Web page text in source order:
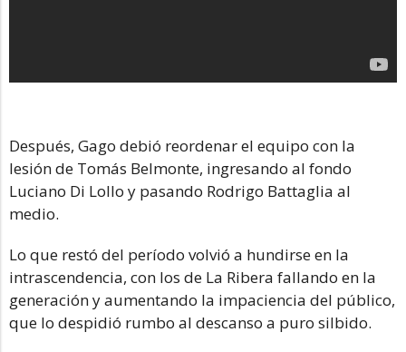
Después, Gago debió reordenar el equipo con la
lesión de Tomás Belmonte, ingresando al fondo
Luciano Di Lollo y pasando Rodrigo Battaglia al
medio.
Lo que restó del período volvió a hundirse en la
intrascendencia, con los de La Ribera fallando en la
generación y aumentando la impaciencia del público,
que lo despidió rumbo al descanso a puro silbido.